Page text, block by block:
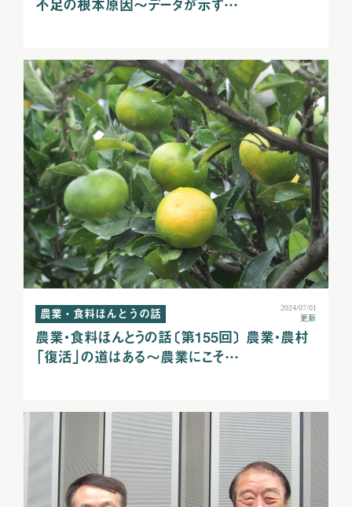
不足の根本原因～データが示す…
農業・食料ほんとうの話
2024/07/01
更新
農業・食料ほんとうの話〔第155回〕 農業・農村
「復活」の道はある～農業にこそ…